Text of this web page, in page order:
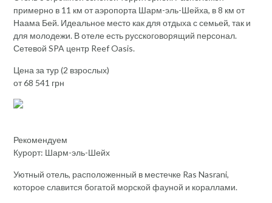
примерно в 11 км от аэропорта Шарм-эль-Шейха, в 8 км от
Наама Бей. Идеальное место как для отдыха с семьей, так и
для молодежи. В отеле есть русскоговорящий персонал.
Сетевой SPA центр Reef Oasis.
Цена за тур (2 взрослых)
от 68 541 грн
Рекомендуем
Курорт: Шарм-эль-Шейх
Уютный отель, расположенный в местечке Ras Nasrani,
которое славится богатой морской фауной и кораллами.